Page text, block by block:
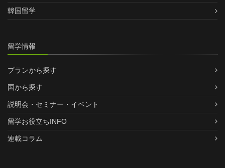
韓国留学
留学情報
プランから探す
国から探す
説明会・セミナー・イベント
留学お役立ちINFO
連載コラム